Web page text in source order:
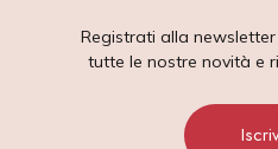
Registrati alla
tutte le nostre novità e